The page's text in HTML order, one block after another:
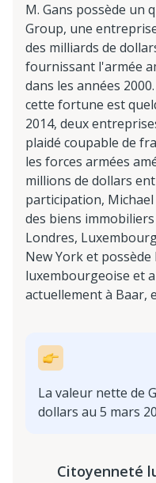
M. Gans possède un
Group, une
des milliards de
fournissant l'armée
dans les années
cette fortune est
2014, deux
plaidé coupable de
les forces armées
millions de dollars
participation,
des biens
Londres,
New York et
luxembourgeoise et
actuellement à Baar,
La valeur nette de
dollars au 5 mars
Citoyenneté